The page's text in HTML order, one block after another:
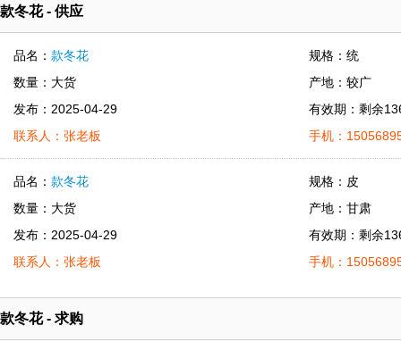
款冬花 - 供应
品名： 款冬花
数量：大货
发布：2025-04-29
联系人：张老板
规格：统
产地：较广
有效期：剩余
手机：
品名： 款冬花
数量：大货
发布：2025-04-29
联系人：张老板
规格：皮
产地：甘肃
有效期：剩余
手机：
款冬花 - 求购